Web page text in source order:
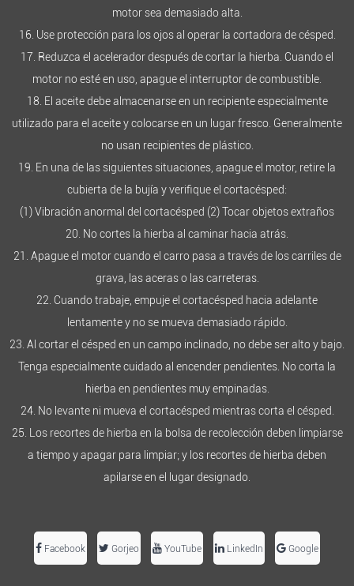
motor sea demasiado alta.
16. Use protección para los ojos al operar la cortadora de césped.
17. Reduzca el acelerador después de cortar la hierba. Cuando el
motor no esté en uso, apague el interruptor de combustible.
18. El aceite debe almacenarse en un recipiente especialmente
utilizado para el aceite y colocarse en un lugar fresco. Generalmente
no usan recipientes de plástico.
19. En una de las siguientes situaciones, apague el motor, retire la
cubierta de la bujía y verifique el cortacésped:
(1) Vibración anormal del cortacésped (2) Tocar objetos extraños
20. No cortes la hierba al caminar hacia atrás.
21. Apague el motor cuando el carro pasa a través de los carriles de
grava, las aceras o las carreteras.
22. Cuando trabaje, empuje el cortacésped hacia adelante
lentamente y no se mueva demasiado rápido.
23. Al cortar el césped en un campo inclinado, no debe ser alto y bajo.
Tenga especialmente cuidado al encender pendientes. No corta la
hierba en pendientes muy empinadas.
24. No levante ni mueva el cortacésped mientras corta el césped.
25. Los recortes de hierba en la bolsa de recolección deben limpiarse
a tiempo y apagar para limpiar; y los recortes de hierba deben
apilarse en el lugar designado.
Facebook Gorjeo YouTube LinkedIn Google